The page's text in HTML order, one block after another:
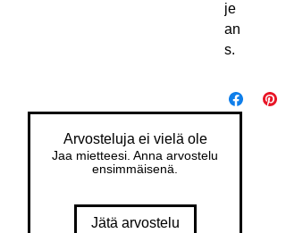
je
an
s.
Arvosteluja ei vielä ole
Jaa mietteesi. Anna arvostelu
ensimmäisenä.
Jätä arvostelu